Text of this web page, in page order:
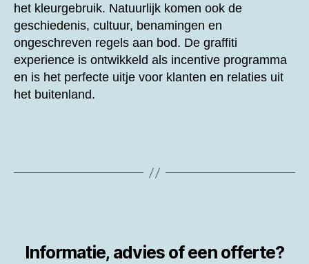
het kleurgebruik. Natuurlijk komen ook de
geschiedenis, cultuur, benamingen en
ongeschreven regels aan bod. De graffiti
experience is ontwikkeld als incentive programma
en is het perfecte uitje voor klanten en relaties uit
het buitenland.
Informatie, advies of een offerte?